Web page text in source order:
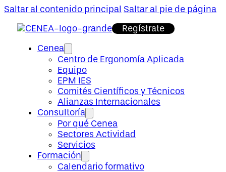
Saltar al contenido principal Saltar al pie de página
Regístrate
Cenea
Centro de Ergonomía Aplicada
Equipo
EPM IES
Comités Científicos y Técnicos
Alianzas Internacionales
Consultoría
Por qué Cenea
Sectores Actividad
Servicios
Formación
Calendario formativo